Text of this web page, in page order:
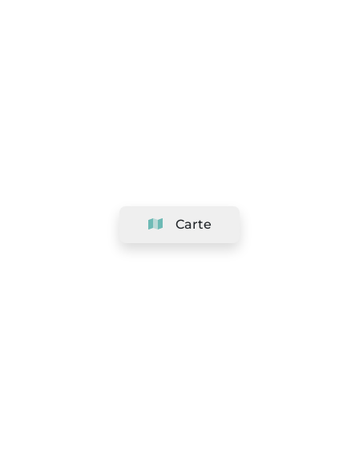
Carte